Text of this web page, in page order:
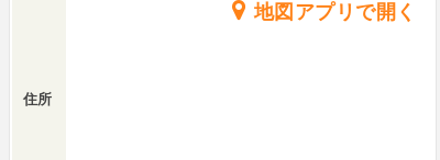
住所
地図アプリで開く